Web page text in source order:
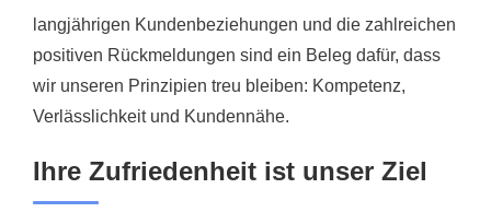
langjährigen Kundenbeziehungen und die zahlreichen
positiven Rückmeldungen sind ein Beleg dafür, dass
wir unseren Prinzipien treu bleiben: Kompetenz,
Verlässlichkeit und Kundennähe.
Ihre Zufriedenheit ist unser Ziel